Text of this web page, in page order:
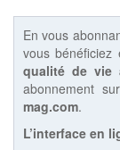
En vous
vous
qualité de vie
abonnement
mag.com.
L’interface en